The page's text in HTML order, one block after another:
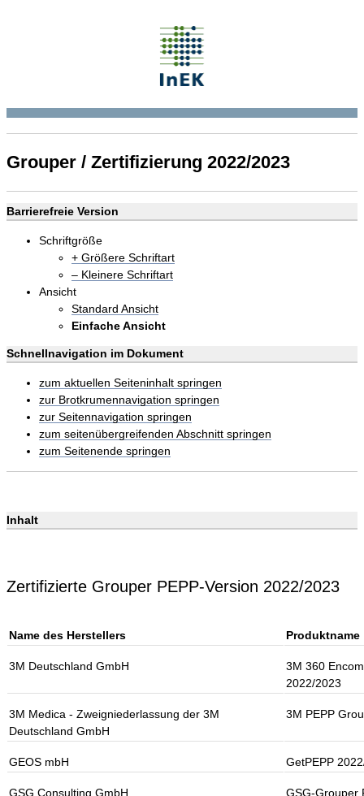
Grouper / Zertifizierung 2022/2023
Barrierefreie Version
Schriftgröße
+ Größere Schriftart
– Kleinere Schriftart
Ansicht
Standard Ansicht
Einfache Ansicht
Schnellnavigation im Dokument
zum aktuellen Seiteninhalt springen
zur Brotkrumennavigation springen
zur Seitennavigation springen
zum seitenübergreifenden Abschnitt springen
zum Seitenende springen
Inhalt
Zertifizierte Grouper PEPP-Version 2022/2023
Name des Herstellers Produktname
3M Deutschland GmbH
3M 360
2022/2023
3M Medica - Zweigniederlassung der 3M
Deutschland GmbH
3M PEPP
GEOS mbH GetPEPP
GSG Consulting GmbH GSG-Grouper